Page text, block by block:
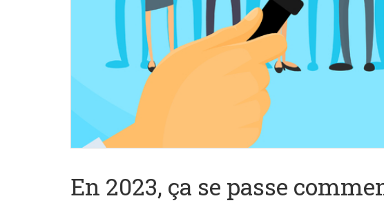
En 2023, ça se passe